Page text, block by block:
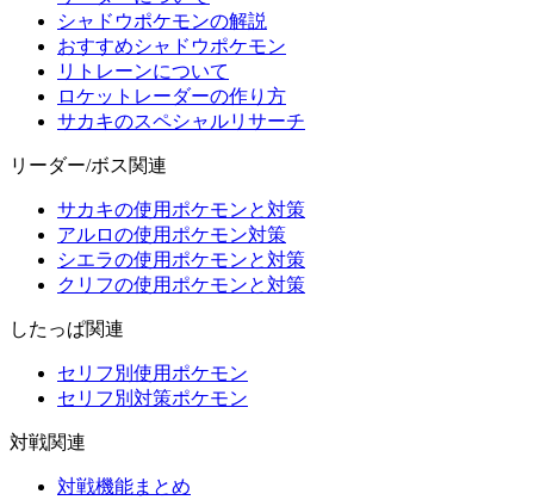
シャドウポケモンの解説
おすすめシャドウポケモン
リトレーンについて
ロケットレーダーの作り方
サカキのスペシャルリサーチ
リーダー/ボス関連
サカキの使用ポケモンと対策
アルロの使用ポケモン対策
シエラの使用ポケモンと対策
クリフの使用ポケモンと対策
したっぱ関連
セリフ別使用ポケモン
セリフ別対策ポケモン
対戦関連
対戦機能まとめ